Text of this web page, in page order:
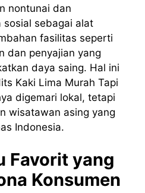
nontunai dan
sosial sebagai alat
fasilitas seperti
dan penyajian yang
daya saing. Hal ini
Kaki Lima Murah Tapi
digemari lokal, tetapi
wisatawan asing yang
Indonesia.
Favorit yang
Konsumen